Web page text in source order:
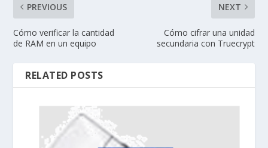
PREVIOUS
Cómo verificar la cantidad
de RAM en un equipo
NEXT
Cómo cifrar una unidad
secundaria con Truecrypt
RELATED POSTS